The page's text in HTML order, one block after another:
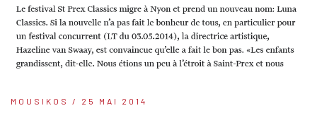
MOUSIKOS / 25 MAI 2014